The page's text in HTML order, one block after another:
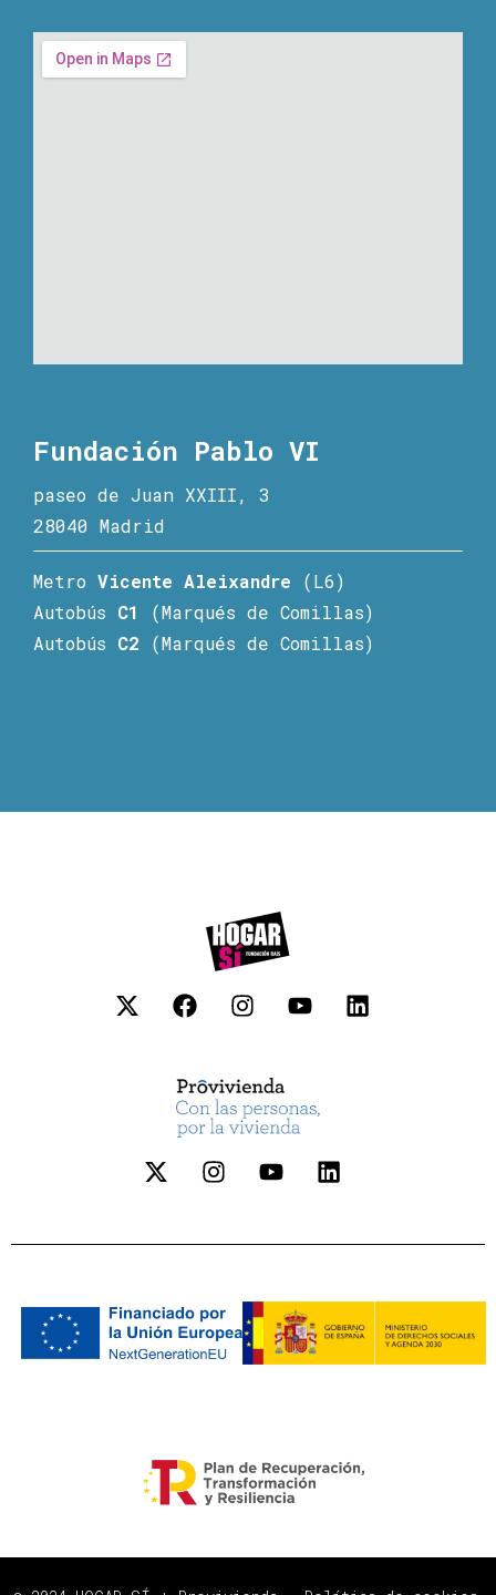
Fundación Pablo VI
paseo de Juan XXIII, 3
28040 Madrid
Metro Vicente Aleixandre (L6)
Autobús C1
(Marqués de Comillas)
Autobús C2 (Marqués de Comillas)